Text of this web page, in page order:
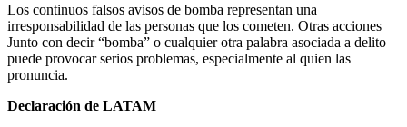
Los continuos falsos avisos de bomba representan una
irresponsabilidad de las personas que los cometen. Otras acciones
Junto con decir “bomba” o cualquier otra palabra asociada a delito
puede provocar serios problemas, especialmente al quien las
pronuncia.
Declaración de LATAM